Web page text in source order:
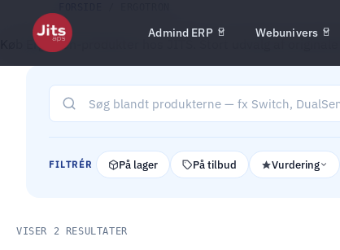
Admind ERP Webunivers
Køb Ergotron-produkter hos JITS. Stort udvalg af
FILTRÉR På lager På tilbud Vurdering
VISER 2 RESULTATER